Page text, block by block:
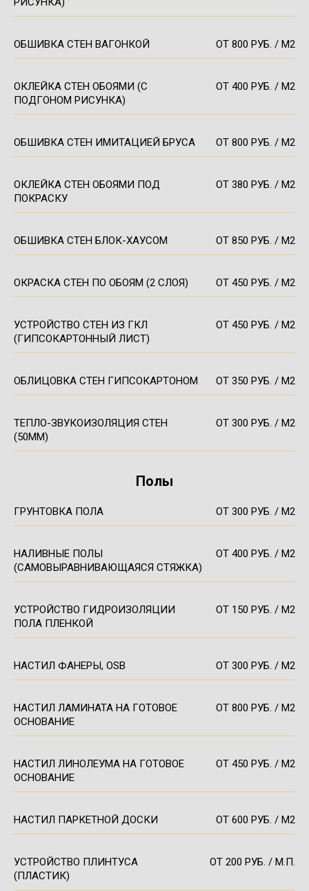
ОБШИВКА СТЕН ВАГОНКОЙ ОТ 800 РУБ. / М2
ОКЛЕЙКА СТЕН ОБОЯМИ (С
ПОДГОНОМ РИСУНКА)
ОТ 400 РУБ. / М2
ОБШИВКА СТЕН ИМИТАЦИЕЙ БРУСА ОТ 800 РУБ. / М2
ОКЛЕЙКА СТЕН ОБОЯМИ ПОД
ПОКРАСКУ
ОТ 380 РУБ. / М2
ОБШИВКА СТЕН БЛОК-ХАУСОМ ОТ 850 РУБ. / М2
ОКРАСКА СТЕН ПО ОБОЯМ (2 СЛОЯ) ОТ 450 РУБ. / М2
УСТРОЙСТВО СТЕН ИЗ ГКЛ
(ГИПСОКАРТОННЫЙ ЛИСТ)
ОТ 450 РУБ. / М2
ОБЛИЦОВКА СТЕН ГИПСОКАРТОНОМ ОТ 350 РУБ. / М2
ТЕПЛО-ЗВУКОИЗОЛЯЦИЯ СТЕН
(50ММ)
ОТ 300 РУБ. / М2
Полы
ГРУНТОВКА ПОЛА ОТ 300 РУБ. / М2
НАЛИВНЫЕ ПОЛЫ
(САМОВЫРАВНИВАЮЩАЯСЯ СТЯЖКА)
ОТ 400 РУБ. / М2
УСТРОЙСТВО ГИДРОИЗОЛЯЦИИ
ПОЛА ПЛЕНКОЙ
ОТ 150 РУБ. / М2
НАСТИЛ ФАНЕРЫ, OSB ОТ 300 РУБ. / М2
НАСТИЛ ЛАМИНАТА НА ГОТОВОЕ
ОСНОВАНИЕ
ОТ 800 РУБ. / М2
НАСТИЛ ЛИНОЛЕУМА НА ГОТОВОЕ
ОСНОВАНИЕ
ОТ 450 РУБ. / М2
НАСТИЛ ПАРКЕТНОЙ ДОСКИ ОТ 600 РУБ. / М2
УСТРОЙСТВО ПЛИНТУСА
(ПЛАСТИК)
ОТ 200 РУБ. / М.П.